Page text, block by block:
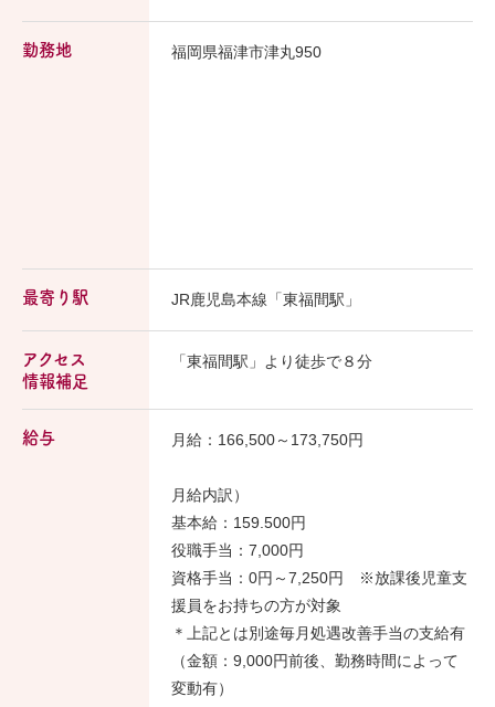
勤務地 福岡県福津市津丸950
最寄り駅 JR鹿児島本線「東福間駅」
アクセス
情報補足
「東福間駅」より徒歩で８分
給与 月給：166,500～173,750円
月給内訳）
基本給：159.500円
役職手当：7,000円
資格手当：0円～7,250円 ※放課後児童支
援員をお持ちの方が対象
＊上記とは別途毎月処遇改善手当の支給有
（金額：9,000円前後、勤務時間によって
変動有）